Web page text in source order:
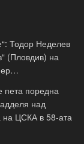
Тодор Неделев
(Пловдив) на
поредна
над
на ЦСКА в 58-ата